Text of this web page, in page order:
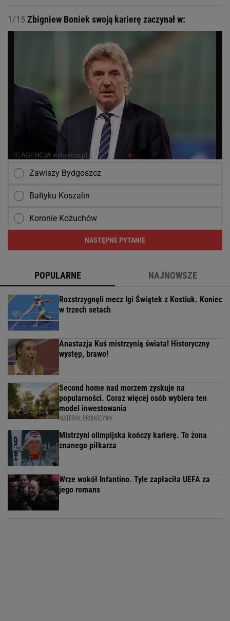
1/15 Zbigniew Boniek swoją karierę zaczynał w:
Zawiszy Bydgoszcz
Bałtyku Koszalin
Koronie Kożuchów
NASTĘPNE PYTANIE
POPULARNE NAJNOWSZE
Rozstrzygnęli mecz Igi Świątek z Kostiuk. Koniec
w trzech setach
Anastazja Kuś mistrzynią świata! Historyczny
występ, brawo!
Second home nad morzem zyskuje na
popularności. Coraz więcej osób wybiera ten
model inwestowania
MATERIAŁ PROMOCYJNY
Mistrzyni olimpijska kończy karierę. To żona
znanego piłkarza
Wrze wokół Infantino. Tyle zapłaciła UEFA za
jego romans